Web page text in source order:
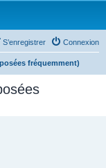
Connexion
S’enregistrer
fréquemment)